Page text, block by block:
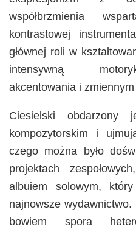
współbrzmienia
kontrastowej
głównej roli w
intensywną
akcentowania i
Ciesielski obdarzony
kompozytorskim i
czego można było
projektach
albuiem solowym,
najnowsze
bowiem spora